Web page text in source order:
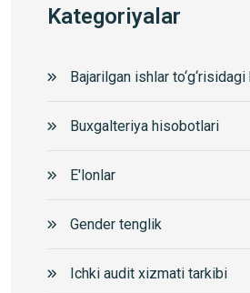
Kategoriyalar
Bajarilgan ishlar
Buxgalteriya hisobotlari
E'lonlar
Gender tenglik
Ichki audit xizmati tarkibi